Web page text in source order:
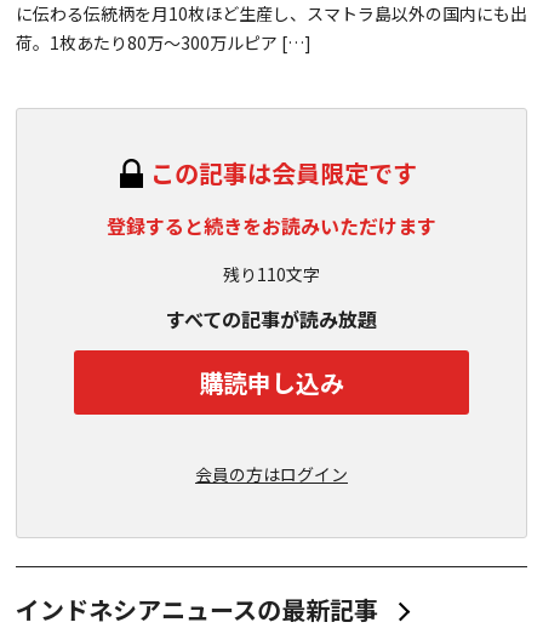
に伝わる伝統柄を月10枚ほど生産し、スマトラ島以外の国内にも出
荷。1枚あたり80万～300万ルピア […]
この記事は会員限定です
登録すると続きをお読みいただけます
残り110文字
すべての記事が読み放題
購読申し込み
会員の方はログイン
インドネシアニュースの最新記事